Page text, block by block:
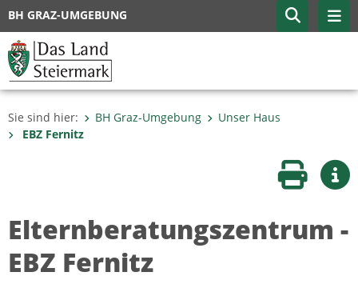
BH GRAZ-UMGEBUNG
Sie sind hier: BH Graz-Umgebung
Unser Haus
EBZ Fernitz
Seite
Elternberatungszentrum -
EBZ Fernitz